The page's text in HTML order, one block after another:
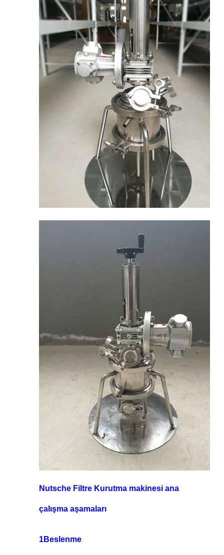
Nutsche Filtre Kurutma makinesi ana
çalışma aşamaları
1Beslenme